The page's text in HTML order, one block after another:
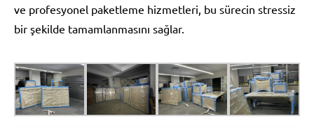
ve profesyonel paketleme hizmetleri, bu sürecin stressiz
bir şekilde tamamlanmasını sağlar.